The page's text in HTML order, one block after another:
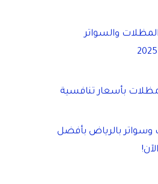
والسواتر
بأسعار تنافسية
بالرياض بأفضل